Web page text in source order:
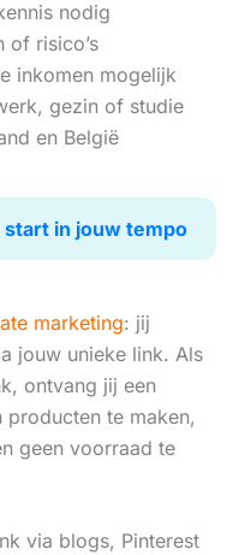
nodig
of risico’s
inkomen mogelijk
gezin of studie
en België
start in jouw tempo
marketing: jij
jouw unieke link. Als
ontvang jij een
te maken,
geen voorraad te
via blogs, Pinterest